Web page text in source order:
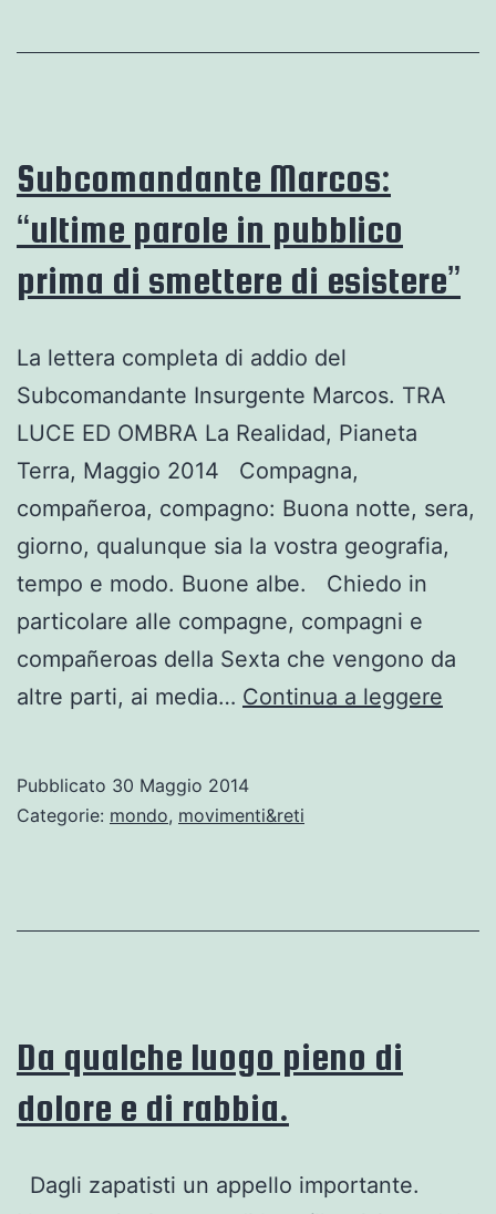
Subcomandante Marcos:
“ultime parole in pubblico
prima di smettere di esistere”
La lettera completa di addio del
Subcomandante Insurgente Marcos. TRA
LUCE ED OMBRA La Realidad, Pianeta
Terra, Maggio 2014 Compagna,
compañeroa, compagno: Buona notte, sera,
giorno, qualunque sia la vostra geografia,
tempo e modo. Buone albe. Chiedo in
particolare alle compagne, compagni e
compañeroas della Sexta che vengono da
altre parti, ai media… Continua a leggere
Pubblicato 30 Maggio 2014
Categorie: mondo, movimenti&reti
Da qualche luogo pieno di
dolore e di rabbia‏.
Dagli zapatisti un appello importante.